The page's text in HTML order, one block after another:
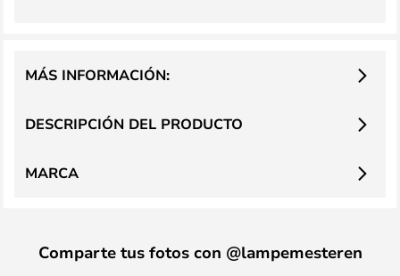
DESCRIPCIÓN DEL PRODUCTO
MÁS INFORMACIÓN:
MARCA
Comparte tus fotos con @lampemesteren